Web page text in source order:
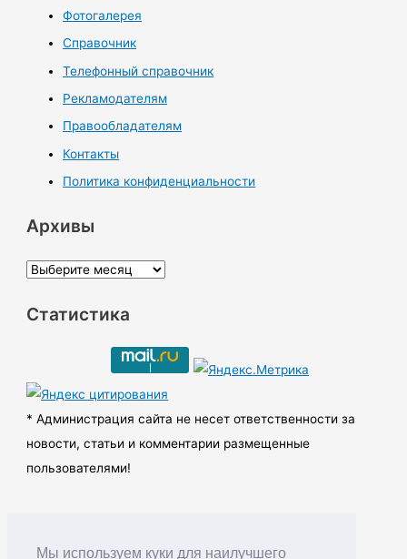
Мы используем куки для наилучшего
Фотогалерея
Справочник
Телефонный справочник
Рекламодателям
Правообладателям
Контакты
Политика конфиденциальности
Архивы
А
х
ы
Статистика
* Администрация сайта не несет ответственности за
новости, статьи и комментарии размещенные
пользователями!